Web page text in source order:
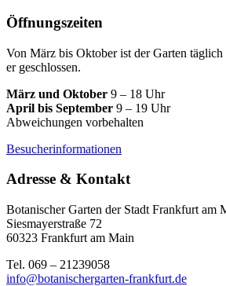
Öffnungszeiten
Von März bis Oktober ist der Garten
er geschlossen.
März und Oktober 9 – 18 Uhr
April bis September 9 – 19 Uhr
Abweichungen vorbehalten
Besucherinformationen
Adresse & Kontakt
Botanischer Garten der Stadt Frankfurt am
Siesmayerstraße 72
60323 Frankfurt am Main
Tel. 069 – 21239058
info@botanischergarten-frankfurt.de